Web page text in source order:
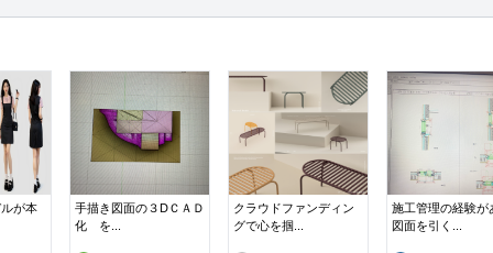
が本
手描き図面の３DＣＡＤ
化 を...
クラウドファンディン
グで心を掴...
施工管理の経験が
図面を引く...